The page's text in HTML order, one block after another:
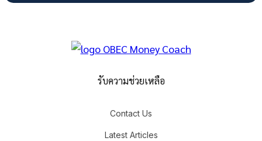
รับความช่วยเหลือ
Contact Us
Latest Articles